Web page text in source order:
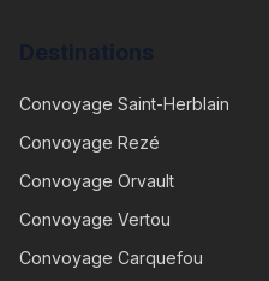
Convoyage Saint-Herblain
Convoyage Rezé
Convoyage Orvault
Convoyage Vertou
Convoyage Carquefou